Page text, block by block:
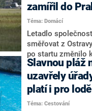
zamířil do
Téma: Domácí
Letadlo
směřovat z
po startu změnilo
Cestující se na
hodin, informoval
Slavnou pláž
uzavřely
platí i pro lodě
Téma: Cestování